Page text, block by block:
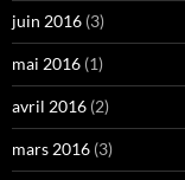
juin 2016 (3)
mai 2016 (1)
avril 2016 (2)
mars 2016 (3)